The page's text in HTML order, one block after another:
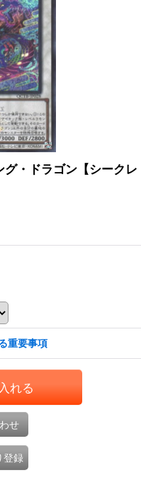
グ・ドラゴン【シークレ
重要事項
れる
せ
登録